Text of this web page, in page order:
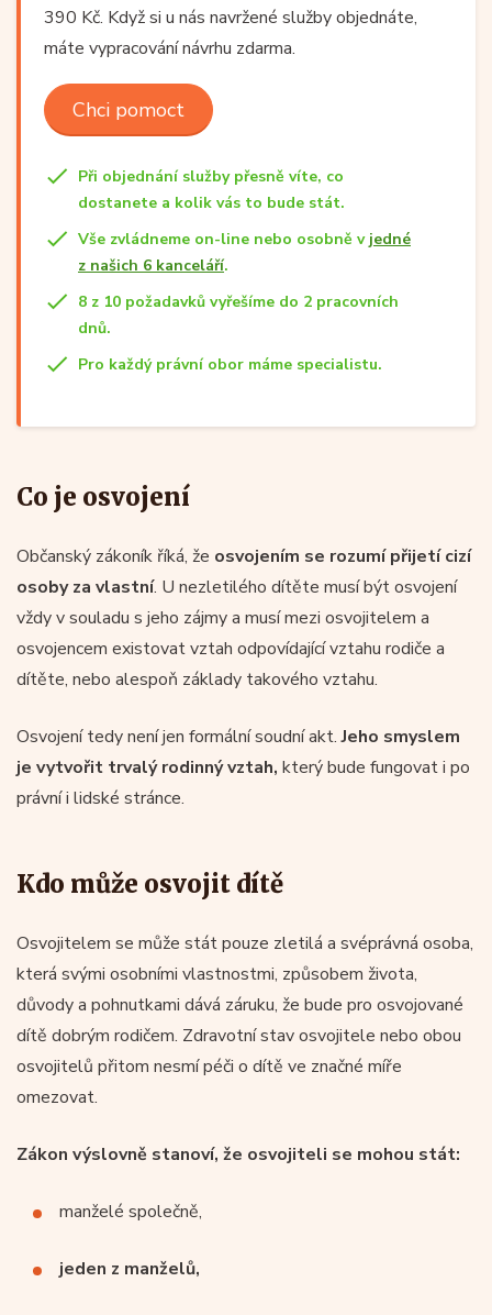
390 Kč. Když si u nás navržené služby objednáte,
máte vypracování návrhu zdarma.
Chci pomoct
Při objednání služby přesně víte, co
dostanete a kolik vás to bude stát.
Vše zvládneme on-line nebo osobně v jedné
z našich 6 kanceláří.
8 z 10 požadavků vyřešíme do 2 pracovních
dnů.
Pro každý právní obor máme specialistu.
Co je osvojení
Občanský zákoník říká, že osvojením se rozumí přijetí cizí
osoby za vlastní. U nezletilého dítěte musí být osvojení
vždy v souladu s jeho zájmy a musí mezi osvojitelem a
osvojencem existovat vztah odpovídající vztahu rodiče a
dítěte, nebo alespoň základy takového vztahu.
Osvojení tedy není jen formální soudní akt.Jeho smyslem
je vytvořit trvalý rodinný vztah, který bude fungovat i po
právní i lidské stránce.
Kdo může osvojit dítě
Osvojitelem se může stát pouze zletilá a svéprávná osoba,
která svými osobními vlastnostmi, způsobem života,
důvody a pohnutkami dává záruku, že bude pro osvojované
dítě dobrým rodičem. Zdravotní stav osvojitele nebo obou
osvojitelů přitom nesmí péči o dítě ve značné míře
omezovat.
Zákon výslovně stanoví, že osvojiteli se mohou stát:
manželé společně,
jeden z manželů,